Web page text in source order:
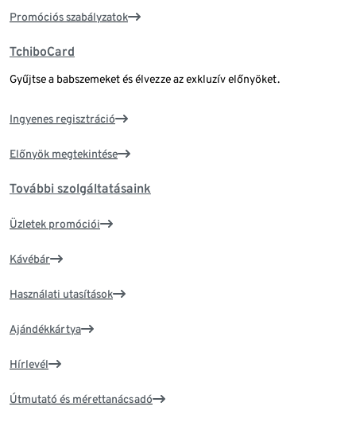
Promóciós szabályzatok
TchiboCard
Gyűjtse a babszemeket és élvezze az exkluzív előnyöket.
Ingyenes regisztráció
Előnyök megtekintése
További szolgáltatásaink
Üzletek promóciói
Kávébár
Használati utasítások
Ajándékkártya
Hírlevél
Útmutató és mérettanácsadó